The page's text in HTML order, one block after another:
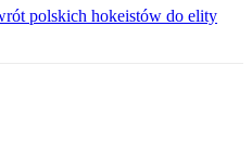
polskich hokeistów do elity